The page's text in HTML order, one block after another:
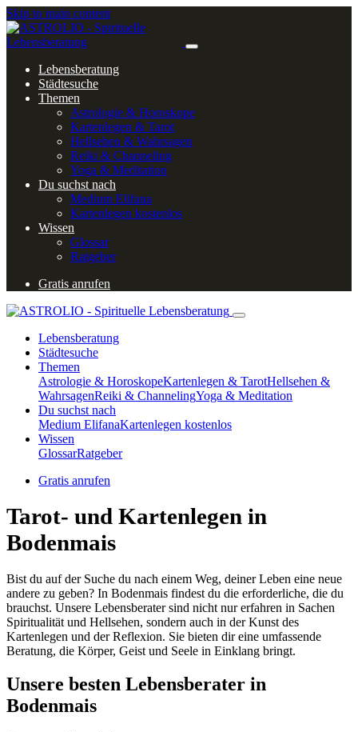
Skip to main content
Lebensberatung
Städtesuche
Themen
Astrologie & Horoskope
Kartenlegen & Tarot
Hellsehen & Wahrsagen
Reiki & Channeling
Yoga & Meditation
Du suchst nach
Medium Elifana
Kartenlegen kostenlos
Wissen
Glossar
Ratgeber
Gratis anrufen
Lebensberatung
Städtesuche
Themen
Astrologie & HoroskopeKartenlegen & TarotHellsehen &
WahrsagenReiki & ChannelingYoga & Meditation
Du suchst nach
Medium ElifanaKartenlegen kostenlos
Wissen
GlossarRatgeber
Gratis anrufen
Tarot- und Kartenlegen in
Bodenmais
Bist du auf der Suche du nach einem Weg, deiner Leben eine neue
andere zu geben? In Bodenmais findest du die erforderliche, die du
brauchst. Unsere Lebensberater sind nicht nur erfahren in Sachen
Spiritualität und Hellsehen, sondern auch in der Kunst des
Kartenlegen und der Reflexion. Sie bieten dir eine umfassende
Beratung, die Körper, Geist und Seele in Einklang bringt.
Unsere besten Lebensberater in
Bodenmais